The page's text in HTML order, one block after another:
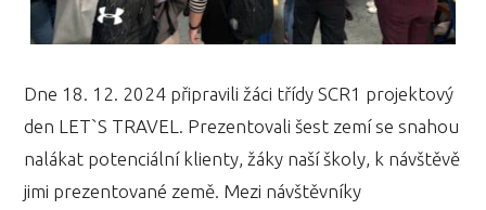
Dne 18. 12. 2024 připravili žáci třídy SCR1 projektový
den LET`S TRAVEL. Prezentovali šest zemí se snahou
nalákat potenciální klienty, žáky naší školy, k návštěvě
jimi prezentované země. Mezi návštěvníky